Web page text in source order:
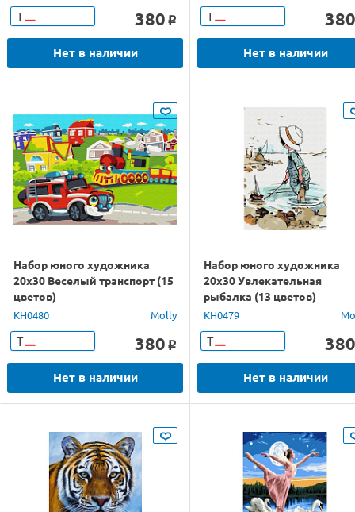
Т 380 o
Нет в наличии
Т 380
Нет в наличии
Набор юного художника
20х30 Веселый транспорт (15
цветов)
KH0480 Molly
Т 380 o
Нет в наличии
Набор юного художника
20х30 Увлекательная
рыбалка (13 цветов)
KH0479
Т 380
Нет в наличии